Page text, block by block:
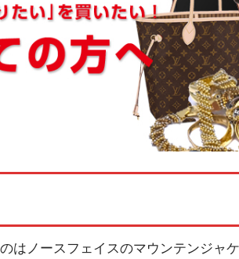
はノースフェイスのマウンテンジャケ